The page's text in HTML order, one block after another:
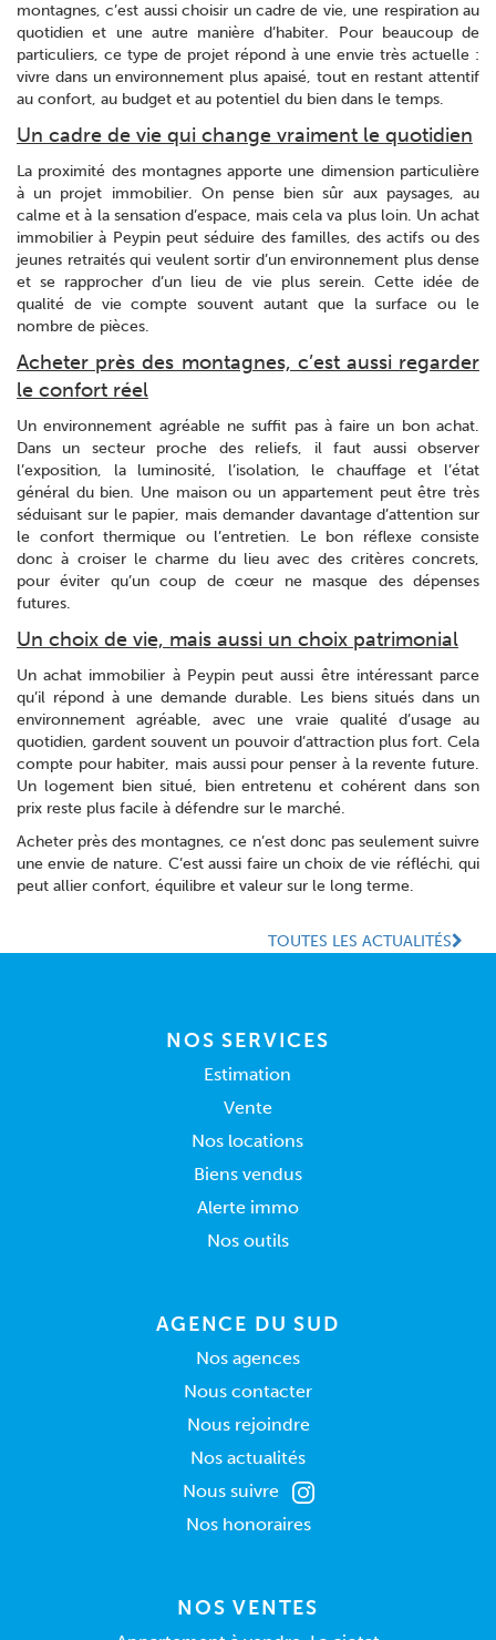
montagnes, c’est aussi choisir un cadre de vie, une respiration au
quotidien et une autre manière d’habiter. Pour beaucoup de
particuliers, ce type de projet répond à une envie très actuelle :
vivre dans un environnement plus apaisé, tout en restant attentif
au confort, au budget et au potentiel du bien dans le temps.
Un cadre de vie qui change vraiment le quotidien
La proximité des montagnes apporte une dimension particulière
à un projet immobilier. On pense bien sûr aux paysages, au
calme et à la sensation d’espace, mais cela va plus loin. Un achat
immobilier à Peypin peut séduire des familles, des actifs ou des
jeunes retraités qui veulent sortir d’un environnement plus dense
et se rapprocher d’un lieu de vie plus serein. Cette idée de
qualité de vie compte souvent autant que la surface ou le
nombre de pièces.
Acheter près des montagnes, c’est aussi regarder
le confort réel
Un environnement agréable ne suffit pas à faire un bon achat.
Dans un secteur proche des reliefs, il faut aussi observer
l’exposition, la luminosité, l’isolation, le chauffage et l’état
général du bien. Une maison ou un appartement peut être très
séduisant sur le papier, mais demander davantage d’attention sur
le confort thermique ou l’entretien. Le bon réflexe consiste
donc à croiser le charme du lieu avec des critères concrets,
pour éviter qu’un coup de cœur ne masque des dépenses
futures.
Un choix de vie, mais aussi un choix patrimonial
Un achat immobilier à Peypin peut aussi être intéressant parce
qu’il répond à une demande durable. Les biens situés dans un
environnement agréable, avec une vraie qualité d’usage au
quotidien, gardent souvent un pouvoir d’attraction plus fort. Cela
compte pour habiter, mais aussi pour penser à la revente future.
Un logement bien situé, bien entretenu et cohérent dans son
prix reste plus facile à défendre sur le marché.
Acheter près des montagnes, ce n’est donc pas seulement suivre
une envie de nature. C’est aussi faire un choix de vie réfléchi, qui
peut allier confort, équilibre et valeur sur le long terme.
TOUTES LES ACTUALITÉS
NOS SERVICES
Estimation
Vente
Nos locations
Biens vendus
Alerte immo
Nos outils
AGENCE DU SUD
Nos agences
Nous contacter
Nous rejoindre
Nos actualités
Nous suivre
Nos honoraires
NOS VENTES